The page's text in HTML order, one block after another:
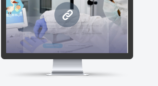
iespējams, kas ietekmē parauga cilmes šūnu
Mēs piedāvājam:
• Nabassaites asins un audu cilmes šūnu
• Cilmes šūnu saglabāšanu ar visefektīvāko
• Jaundzimušā ģenētisko pasi
• Cilmes šūnu uzglabāšanu Latvijā
www.ivfrigastemcells.lv